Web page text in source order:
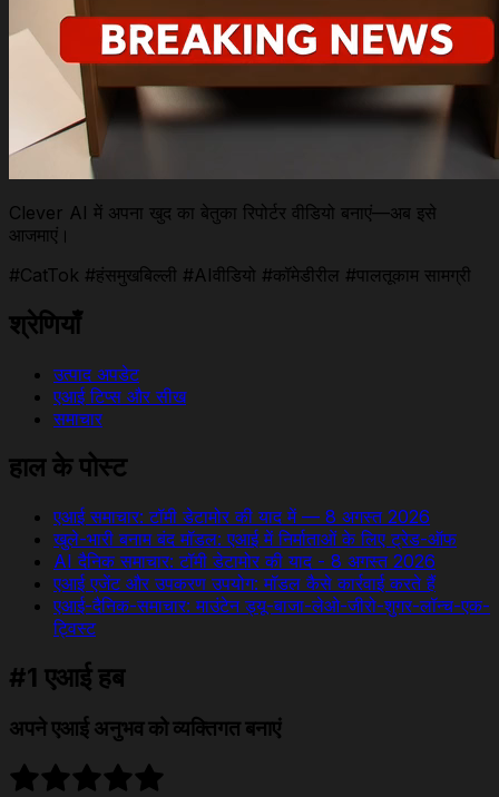
Clever AI में अपना खुद का बेतुका रिपोर्टर वीडियो बनाएं—अब इसे
आजमाएं।
#CatTok #हंसमुखबिल्ली #AIवीडियो #कॉमेडीरील #पालतूकाम सामग्री
श्रेणियाँ
उत्पाद अपडेट
एआई टिप्स और सीख
समाचार
हाल के पोस्ट
एआई समाचार: टॉमी डेटामोर की याद में — 8 अगस्त 2026
खुले-भारी बनाम बंद मॉडल: एआई में निर्माताओं के लिए ट्रेड-ऑफ
AI दैनिक समाचार: टॉमी डेटामोर की याद - 8 अगस्त 2026
एआई एजेंट और उपकरण उपयोग: मॉडल कैसे कार्रवाई करते हैं
एआई-दैनिक-समाचार: माउंटेन ड्यू-बाजा-लेओ-जीरो-शुगर-लॉन्च-एक-
ट्विस्ट
#1 एआई हब
अपने एआई अनुभव को व्यक्तिगत बनाएं